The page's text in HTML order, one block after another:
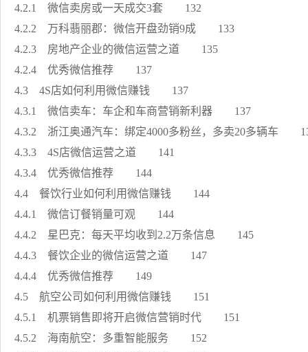
4.2.1 微信卖房或一天成交3套 132
4.2.2 万科翡丽郡：微信开盘劲销9成 133
4.2.3 房地产企业的微信运营之道 135
4.2.4 优秀微信推荐 137
4.3 4S店如何利用微信赚钱 137
4.3.1 微信卖车：车企和车商营销新利器 137
4.3.2 浙江奥通汽车：绑定4000多粉丝，多卖20多辆车
4.3.3 4S店微信运营之道 141
4.3.4 优秀微信推荐 144
4.4 餐饮行业如何利用微信赚钱 144
4.4.1 微信订餐销量可观 144
4.4.2 星巴克：每天平均收到2.2万条信息 145
4.4.3 餐饮企业的微信运营之道 147
4.4.4 优秀微信推荐 149
4.5 航空公司如何利用微信赚钱 151
4.5.1 机票销售即将开启微信营销时代 151
4.5.2 海南航空：多重智能服务 152